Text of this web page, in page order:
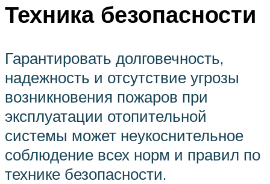
Техника безопасности
Гарантировать долговечность,
надежность и отсутствие угрозы
возникновения пожаров при
эксплуатации отопительной
системы может неукоснительное
соблюдение всех норм и правил по
технике безопасности.